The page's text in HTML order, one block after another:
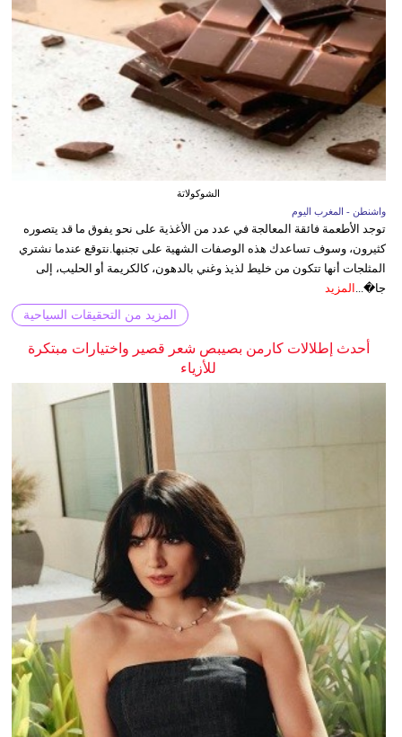
الشوكولاتة
واشنطن - المغرب اليوم
توجد الأطعمة فائقة المعالجة في عدد من الأغذية على نحو يفوق ما قد يتصوره
كثيرون، وسوف تساعدك هذه الوصفات الشهية على تجنبها.نتوقع عندما نشتري
المثلجات أنها تتكون من خليط لذيذ وغني بالدهون، كالكريمة أو الحليب، إلى
جا�...
المزيد
المزيد من التحقيقات السياحية
أحدث إطلالات كارمن بصيبص شعر قصير واختيارات مبتكرة
للأزياء